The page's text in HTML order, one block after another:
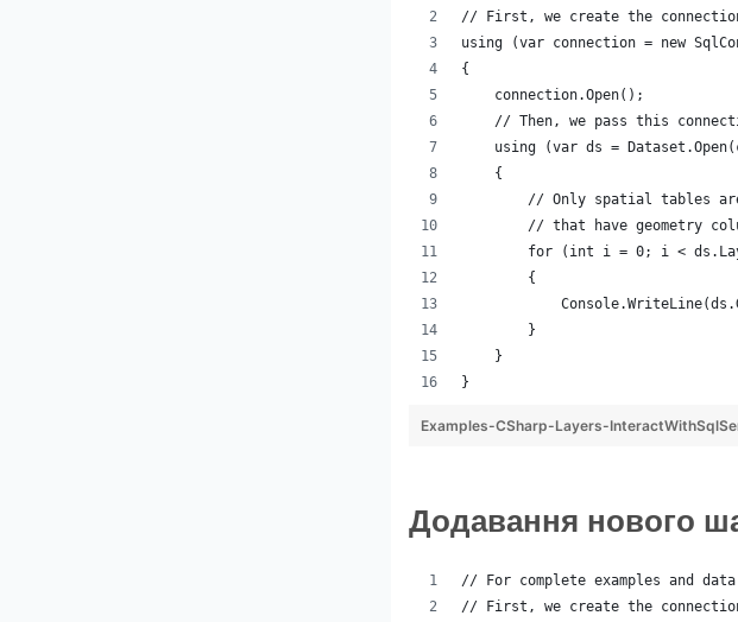
// First, we create the
using (var connection = new
{
    connection.Open();
// Then, we pass this
using (var ds =
    {
// Only spatial tables
// that have geometry
for (int i = 0; i <
        {
        }
    }
}
Examples-CSharp-Layers-
Додавання нового
// For complete examples and
// First, we create the